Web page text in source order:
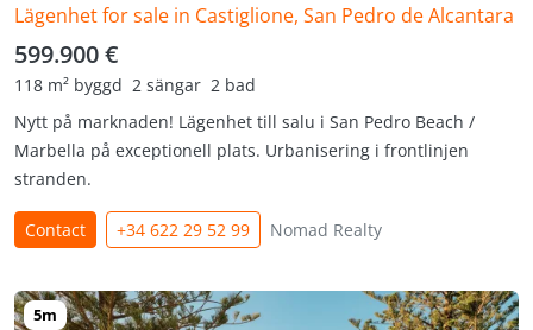
Lägenhet for sale in Castiglione, San Pedro de Alcantara
599.900 €
118 m² byggd 2 sängar 2 bad
Nytt på marknaden! Lägenhet till salu i San Pedro Beach /
Marbella på exceptionell plats. Urbanisering i frontlinjen
stranden.
Contact +34 622 29 52 99 Nomad Realty